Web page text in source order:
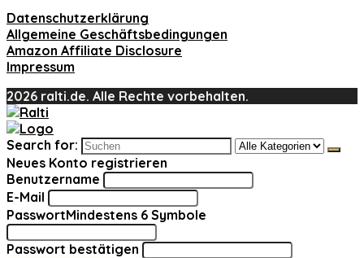
Datenschutzerklärung
Allgemeine Geschäftsbedingungen
Amazon Affiliate Disclosure
Impressum
2026 ralti.de. Alle Rechte vorbehalten.
Search for:
Neues Konto registrieren
Benutzername
E-Mail
PasswortMindestens 6 Symbole
Passwort bestätigen